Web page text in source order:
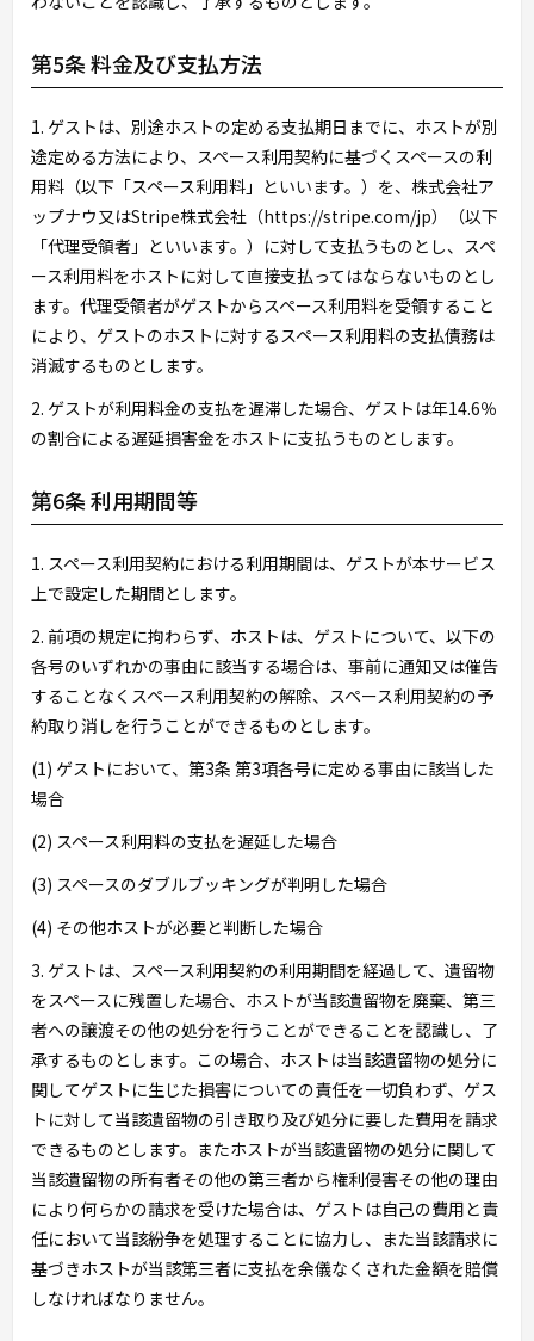
第5条 料金及び支払方法
1. ゲストは、別途ホストの定める支払期日までに、ホストが別
途定める方法により、スペース利用契約に基づくスペースの利
用料（以下「スペース利用料」といいます。）を、株式会社ア
ップナウ又はStripe株式会社（https://stripe.com/jp）（以下
「代理受領者」といいます。）に対して支払うものとし、スペ
ース利用料をホストに対して直接支払ってはならないものとし
ます。代理受領者がゲストからスペース利用料を受領すること
により、ゲストのホストに対するスペース利用料の支払債務は
消滅するものとします。
2. ゲストが利用料金の支払を遅滞した場合、ゲストは年14.6％
の割合による遅延損害金をホストに支払うものとします。
第6条 利用期間等
1. スペース利用契約における利用期間は、ゲストが本サービス
上で設定した期間とします。
2. 前項の規定に拘わらず、ホストは、ゲストについて、以下の
各号のいずれかの事由に該当する場合は、事前に通知又は催告
することなくスペース利用契約の解除、スペース利用契約の予
約取り消しを行うことができるものとします。
(1) ゲストにおいて、第3条 第3項各号に定める事由に該当した
場合
(2) スペース利用料の支払を遅延した場合
(3) スペースのダブルブッキングが判明した場合
(4) その他ホストが必要と判断した場合
3. ゲストは、スペース利用契約の利用期間を経過して、遺留物
をスペースに残置した場合、ホストが当該遺留物を廃棄、第三
者への譲渡その他の処分を行うことができることを認識し、了
承するものとします。この場合、ホストは当該遺留物の処分に
関してゲストに生じた損害についての責任を一切負わず、ゲス
トに対して当該遺留物の引き取り及び処分に要した費用を請求
できるものとします。またホストが当該遺留物の処分に関して
当該遺留物の所有者その他の第三者から権利侵害その他の理由
により何らかの請求を受けた場合は、ゲストは自己の費用と責
任において当該紛争を処理することに協力し、また当該請求に
基づきホストが当該第三者に支払を余儀なくされた金額を賠償
しなければなりません。